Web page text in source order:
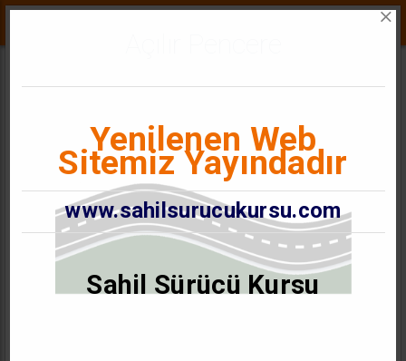
Trafikte İletişim
Paylaş
Yenilenen Web
Sitemiz Yayındadır
www.sahilsurucukursu.com
Sahil Sürücü Kursu